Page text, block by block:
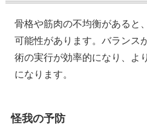
骨格や筋肉の不均衡があると
可能性があります。バランス
術の実行が効率的になり、よ
になります。
怪我の予防